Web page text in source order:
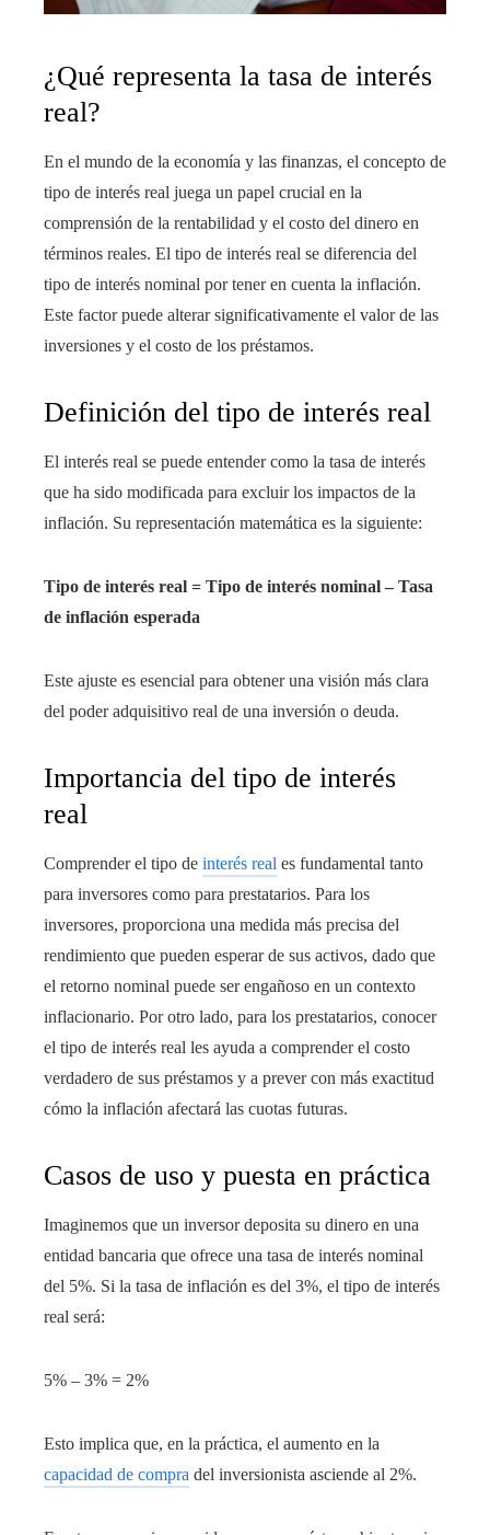
¿Qué representa la tasa de interés
real?
En el mundo de la economía y las finanzas, el concepto de
tipo de interés real juega un papel crucial en la
comprensión de la rentabilidad y el costo del dinero en
términos reales. El tipo de interés real se diferencia del
tipo de interés nominal por tener en cuenta la inflación.
Este factor puede alterar significativamente el valor de las
inversiones y el costo de los préstamos.
Definición del tipo de interés real
El interés real se puede entender como la tasa de interés
que ha sido modificada para excluir los impactos de la
inflación. Su representación matemática es la siguiente:
Tipo de interés real = Tipo de interés nominal – Tasa
de inflación esperada
Este ajuste es esencial para obtener una visión más clara
del poder adquisitivo real de una inversión o deuda.
Importancia del tipo de interés
real
Comprender el tipo de interés real es fundamental tanto
para inversores como para prestatarios. Para los
inversores, proporciona una medida más precisa del
rendimiento que pueden esperar de sus activos, dado que
el retorno nominal puede ser engañoso en un contexto
inflacionario. Por otro lado, para los prestatarios, conocer
el tipo de interés real les ayuda a comprender el costo
verdadero de sus préstamos y a prever con más exactitud
cómo la inflación afectará las cuotas futuras.
Casos de uso y puesta en práctica
Imaginemos que un inversor deposita su dinero en una
entidad bancaria que ofrece una tasa de interés nominal
del 5%. Si la tasa de inflación es del 3%, el tipo de interés
real será:
5% – 3% = 2%
Esto implica que, en la práctica, el aumento en la
capacidad de compra del inversionista asciende al 2%.